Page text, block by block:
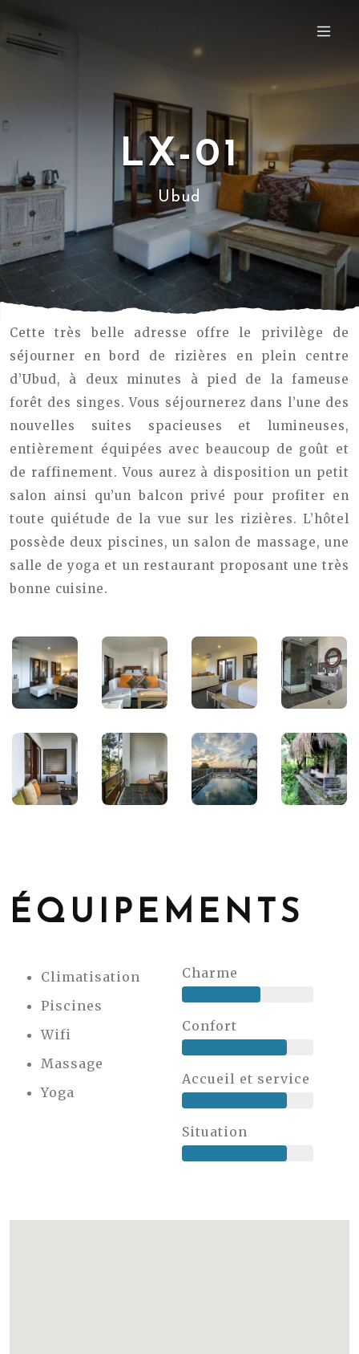
LX-01
Ubud
Cette très belle adresse offre le privilège de
séjourner en bord de rizières en plein centre
d’Ubud, à deux minutes à pied de la fameuse
forêt des singes. Vous séjournerez dans l’une des
nouvelles suites spacieuses et lumineuses,
entièrement équipées avec beaucoup de goût et
de raffinement. Vous aurez à disposition un petit
salon ainsi qu’un balcon privé pour profiter en
toute quiétude de la vue sur les rizières. L’hôtel
possède deux piscines, un salon de massage, une
salle de yoga et un restaurant proposant une très
bonne cuisine.
ÉQUIPEMENTS
Climatisation
Piscines
Wifi
Massage
Yoga
Charme
Confort
Accueil et service
Situation